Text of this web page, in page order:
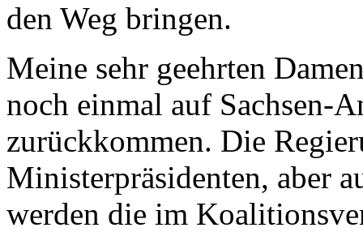
den Weg bringen.
Meine sehr geehrten
noch einmal auf Sachsen-
zurückkommen. Die
Ministerpräsidenten, aber
werden die im